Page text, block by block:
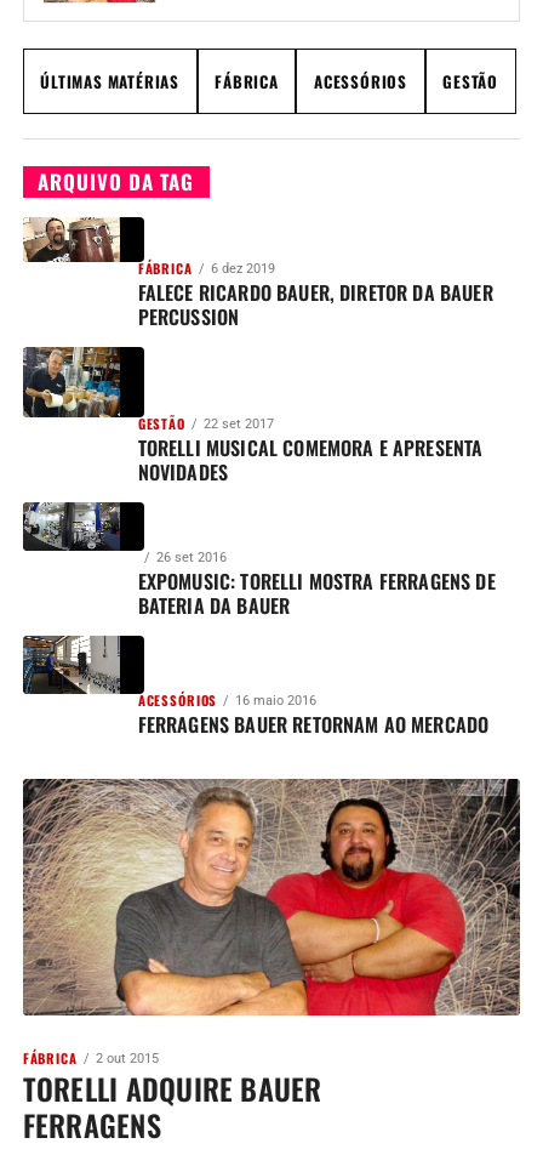
ÚLTIMAS MATÉRIAS FÁBRICA ACESSÓRIOS GESTÃO
ARQUIVO DA TAG
FÁBRICA 6 dez 2019
FALECE RICARDO BAUER, DIRETOR DA BAUER
PERCUSSION
GESTÃO 22 set 2017
TORELLI MUSICAL COMEMORA E APRESENTA
NOVIDADES
26 set 2016
EXPOMUSIC: TORELLI MOSTRA FERRAGENS DE
BATERIA DA BAUER
ACESSÓRIOS 16 maio 2016
FERRAGENS BAUER RETORNAM AO MERCADO
FÁBRICA 2 out 2015
TORELLI ADQUIRE BAUER
FERRAGENS